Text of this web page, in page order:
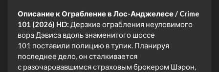
Описание к Ограбление в Лос-Анджелесе / Crime
101 (2026) HD: Дерзкие ограбления неуловимого
вора Дэвиса вдоль знаменитого шоссе
101 поставили полицию в тупик. Планируя
последнее дело, он сталкивается
с разочаровавшимся страховым брокером Шэрон,